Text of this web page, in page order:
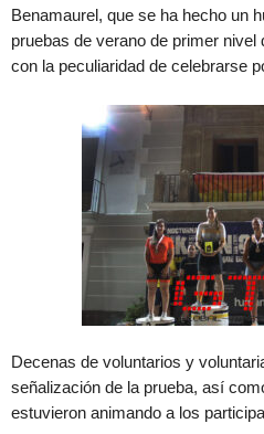
Benamaurel, que se ha hecho un
pruebas de verano de primer nivel
con la peculiaridad de celebrarse
Decenas de voluntarios y
señalización de la prueba, así
estuvieron animando a los